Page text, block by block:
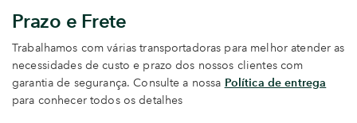
Prazo e Frete
Trabalhamos com várias transportadoras para melhor atender as
necessidades de custo e prazo dos nossos clientes com
garantia de segurança. Consulte a nossa Política de entrega
para conhecer todos os detalhes